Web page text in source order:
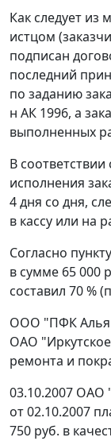
Как следует из
истцом
подписан
последний
по заданию
н АК 1996, а
выполненных
В
исполнения
4 дня со дня,
в кассу или на
Согласно
в сумме 65 000
составил 70 %
ООО "ПФК
ОАО
ремонта и
03.10.2007 ОАО
от 02.10.2007
750 руб. в